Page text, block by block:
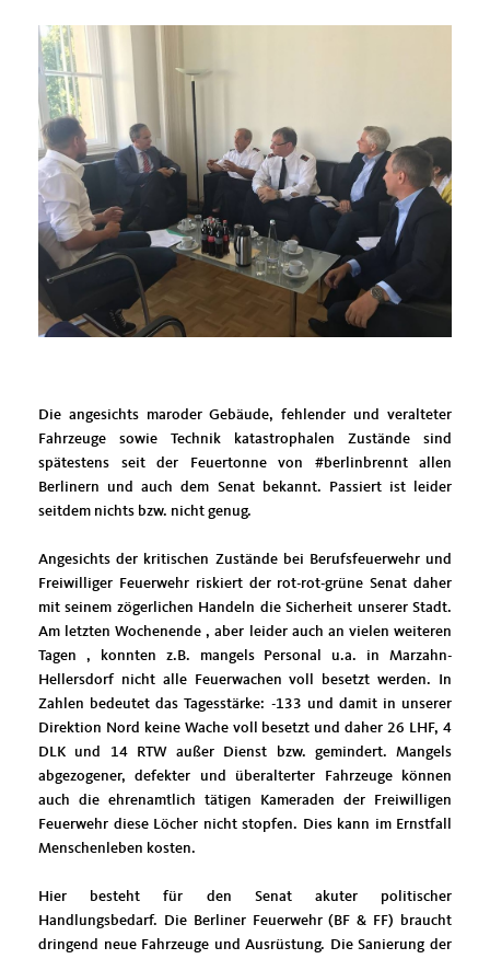
Die angesichts maroder Gebäude, fehlender und veralteter
Fahrzeuge sowie Technik katastrophalen Zustände sind
spätestens seit der Feuertonne von #berlinbrennt allen
Berlinern und auch dem Senat bekannt. Passiert ist leider
seitdem nichts bzw. nicht genug.
Angesichts der kritischen Zustände bei Berufsfeuerwehr und
Freiwilliger Feuerwehr riskiert der rot-rot-grüne Senat daher
mit seinem zögerlichen Handeln die Sicherheit unserer Stadt.
Am letzten Wochenende , aber leider auch an vielen weiteren
Tagen , konnten z.B. mangels Personal u.a. in Marzahn-
Hellersdorf nicht alle Feuerwachen voll besetzt werden. In
Zahlen bedeutet das Tagesstärke: -133 und damit in unserer
Direktion Nord keine Wache voll besetzt und daher 26 LHF, 4
DLK und 14 RTW außer Dienst bzw. gemindert. Mangels
abgezogener, defekter und überalterter Fahrzeuge können
auch die ehrenamtlich tätigen Kameraden der Freiwilligen
Feuerwehr diese Löcher nicht stopfen. Dies kann im Ernstfall
Menschenleben kosten.
Hier besteht für den Senat akuter politischer
Handlungsbedarf. Die Berliner Feuerwehr (BF & FF) braucht
dringend neue Fahrzeuge und Ausrüstung. Die Sanierung der